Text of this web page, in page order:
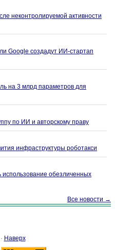
неконтролируемой активности
Google создадут ИИ-стартап
на 3 млрд параметров для
по ИИ и авторскому праву
инфраструктуры роботакси
обезличенных
Все новости →
· Наверх